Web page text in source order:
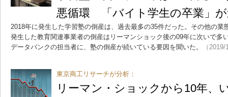
悪循環 「バイト学生の卒業」
2018年に発生した学習塾の倒産は、過去最多の35件だった。その他の業
発生した教育関連事業者の倒産はリーマンショック後の09年に次いで多
データバンクの担当者に、塾の倒産が続いている要因を聞いた。
（
東京商工リサーチが分析：
リーマン・ショックから10年、